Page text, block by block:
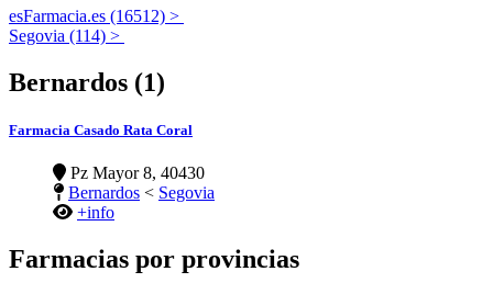
esFarmacia.es (16512) >
Segovia (114) >
Bernardos (1)
Farmacia Casado Rata Coral
Pz Mayor 8, 40430
Bernardos < Segovia
+info
Farmacias por provincias